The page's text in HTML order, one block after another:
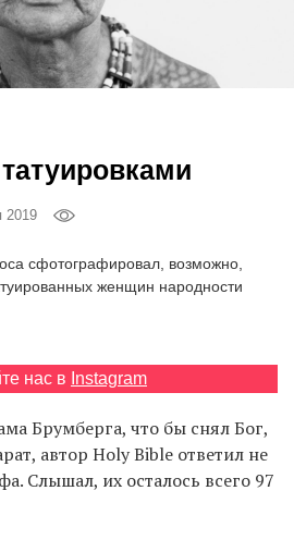
2019
сфотографировал, возможно,
женщин народности
нас в Instagram
Брумберга, что бы снял Бог,
автор Holy Bible ответил не
Слышал, их осталось всего 97